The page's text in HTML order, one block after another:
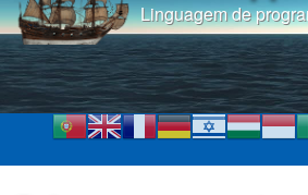
Linguagem de